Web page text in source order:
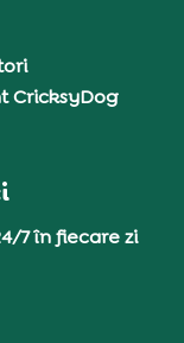
CricksyDog
7 în fiecare zi